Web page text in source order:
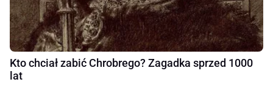
Kto chciał zabić Chrobrego? Zagadka sprzed 1000
lat